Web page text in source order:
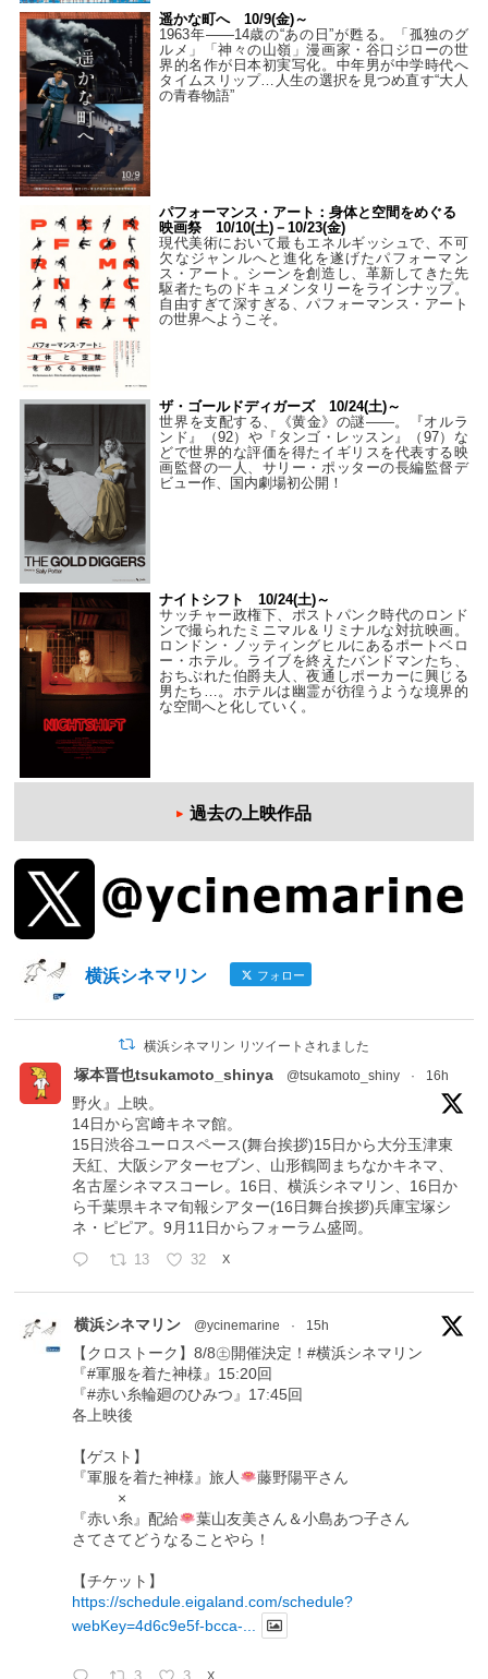
遥かな町へ 10/9(金)～
1963年――14歳の“あの日”が甦る。「孤独のグ
ルメ」「神々の山嶺」漫画家・谷口ジローの世
界的名作が日本初実写化。中年男が中学時代へ
タイムスリップ…人生の選択を見つめ直す“大人
の青春物語”
パフォーマンス・アート：身体と空間をめぐる
映画祭 10/10(土)－10/23(金)
現代美術において最もエネルギッシュで、不可
欠なジャンルへと進化を遂げたパフォーマン
ス・アート。シーンを創造し、革新してきた先
駆者たちのドキュメンタリーをラインナップ。
自由すぎて深すぎる、パフォーマンス・アート
の世界へようこそ。
ザ・ゴールドディガーズ 10/24(土)～
世界を支配する、《黄金》の謎――。『オルラ
ンド』（92）や『タンゴ・レッスン』（97）な
どで世界的な評価を得たイギリスを代表する映
画監督の一人、サリー・ポッターの長編監督デ
ビュー作、国内劇場初公開！
ナイトシフト 10/24(土)～
サッチャー政権下、ポストパンク時代のロンド
ンで撮られたミニマル＆リミナルな対抗映画。
ロンドン・ノッティングヒルにあるポートベロ
ー・ホテル。ライブを終えたバンドマンたち、
おちぶれた伯爵夫人、夜通しポーカーに興じる
男たち…。ホテルは幽霊が彷徨うような境界的
な空間へと化していく。
過去の上映作品
横浜シネマリン フォロー
横浜シネマリン リツイートされました
塚本晋也tsukamoto_shinya @tsukamoto_shiny · 16h
野火』上映。
14日から宮﨑キネマ館。
15日渋谷ユーロスペース(舞台挨拶)15日から大分玉津東
天紅、大阪シアターセブン、山形鶴岡まちなかキネマ、
名古屋シネマスコーレ。16日、横浜シネマリン、16日か
ら千葉県キネマ旬報シアター(16日舞台挨拶)兵庫宝塚シ
ネ・ピピア。9月11日からフォーラム盛岡。
13 32 X
横浜シネマリン @ycinemarine · 15h
【クロストーク】8/8㊏開催決定！#横浜シネマリン
『#軍服を着た神様』15:20回
『#赤い糸輪廻のひみつ』17:45回
各上映後
【ゲスト】
『軍服を着た神様』旅人
藤野陽平さん
×
『赤い糸』配給
葉山友美さん＆小島あつ子さん
さてさてどうなることやら！
【チケット】
https://schedule.eigaland.com/schedule?
webKey=4d6c9e5f-bcca-...
X